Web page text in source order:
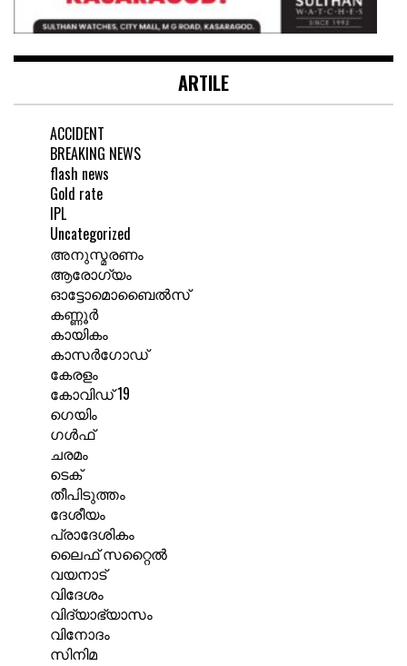
ARTILE
ACCIDENT
BREAKING NEWS
flash news
Gold rate
IPL
Uncategorized
അനുസ്മരണം
ആരോഗ്യം
ഓട്ടോമൊബൈൽസ്
കണ്ണൂർ
കായികം
കാസർഗോഡ്
കേരളം
കോവിഡ് 19
ഗെയിം
ഗൾഫ്
ചരമം
ടെക്
തീപിടുത്തം
ദേശീയം
പ്രാദേശികം
ലൈഫ് സറ്റൈൽ
വയനാട്
വിദേശം
വിദ്യാഭ്യാസം
വിനോദം
സിനിമ